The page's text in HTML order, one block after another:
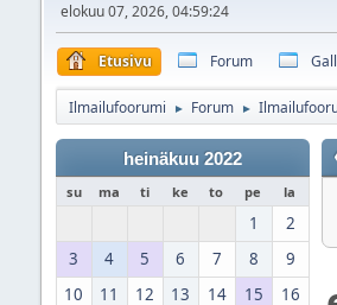
elokuu 07, 2026, 04:59:24
Etusivu Forum
Ilmailufoorumi ► Forum ►
heinäkuu 2022
su ma ti ke to pe la
1
2
3
4 5 6 7 8
9
10
11 12 13 14 15
16